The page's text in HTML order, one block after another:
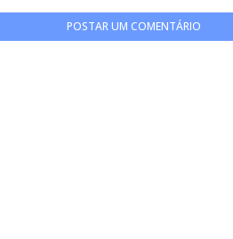
POSTAR UM COMENTÁRIO